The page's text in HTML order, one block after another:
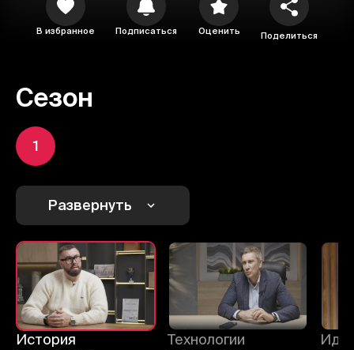
В избранное Подписаться Оценить Поделиться
Сезон
1
Развернуть
История
Технологии
1
Отправить
Отменить